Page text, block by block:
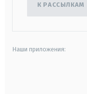
К РАССЫЛКАМ
Наши приложения: